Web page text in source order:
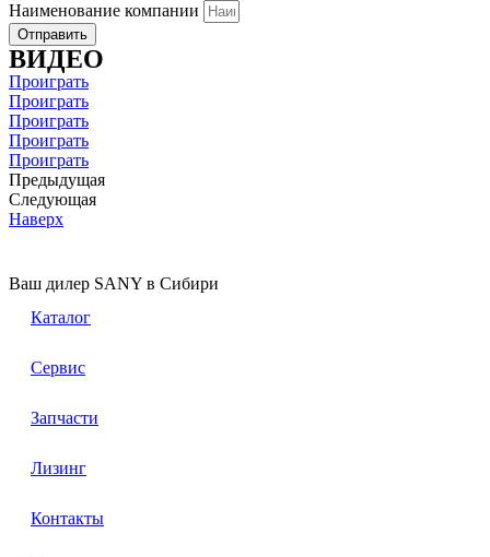
Наименование компании
Отправить
ВИДЕО
Проиграть
Проиграть
Проиграть
Проиграть
Проиграть
Предыдущая
Следующая
Наверх
Ваш дилер SANY в Сибири
Каталог
Сервис
Запчасти
Лизинг
Контакты